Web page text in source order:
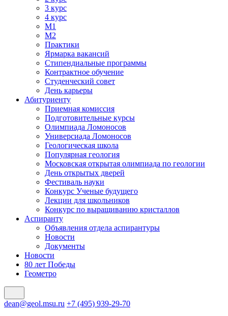
3 курс
4 курс
М1
М2
Практики
Ярмарка вакансий
Стипендиальные программы
Контрактное обучение
Студенческий совет
День карьеры
Абитуриенту
Приемная комиссия
Подготовительные курсы
Олимпиада Ломоносов
Универсиада Ломоносов
Геологическая школа
Популярная геология
Московская открытая олимпиада по геологии
День открытых дверей
Фестиваль науки
Конкурс Ученые будущего
Лекции для школьников
Конкурс по выращиванию кристаллов
Аспиранту
Объявления отдела аспирантуры
Новости
Документы
Новости
80 лет Победы
Геометро
dean@geol.msu.ru +7 (495) 939-29-70